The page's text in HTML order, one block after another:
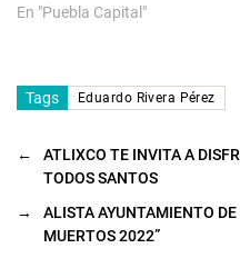
En "Puebla Capital"
Tags Eduardo Rivera Pérez
←
ATLIXCO TE INVITA A
TODOS SANTOS
→
ALISTA AYUNTAMIENTO
MUERTOS 2022”